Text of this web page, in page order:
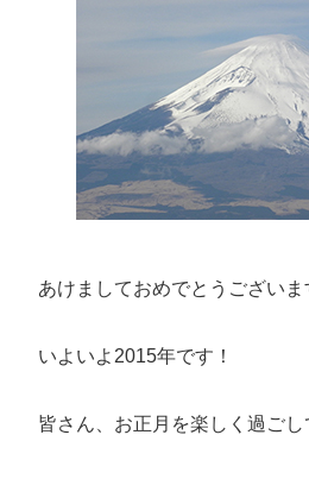
あけましておめでとうございま
いよいよ2015年です！
皆さん、お正月を楽しく過ご